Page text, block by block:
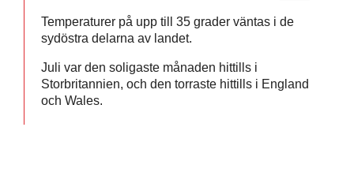
Temperaturer på upp till 35 grader väntas i de
sydöstra delarna av landet.
Juli var den soligaste månaden hittills i
Storbritannien, och den torraste hittills i England
och Wales.